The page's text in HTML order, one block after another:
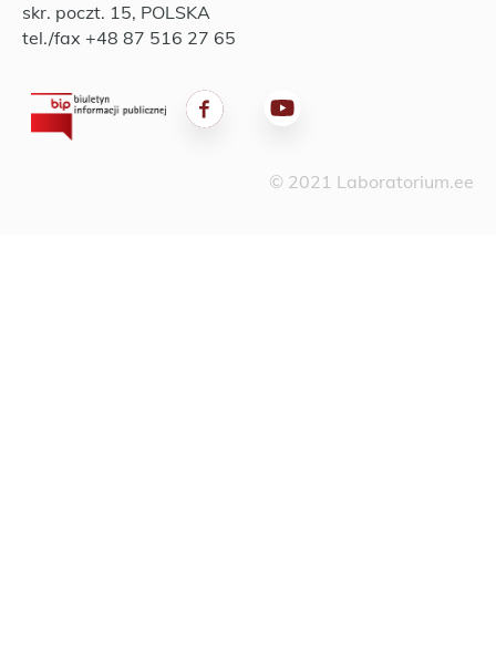
skr. poczt. 15, POLSKA
tel./fax +48 87 516 27 65
© 2021 Laboratorium.ee